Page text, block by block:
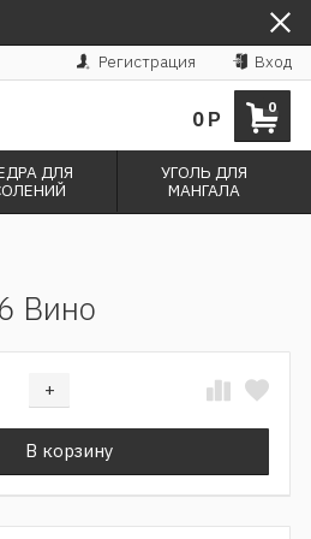
Регистрация Вход
0
0 Р
ДЛЯ
УГОЛЬ ДЛЯ
МАНГАЛА
Вино
+
Добавляется...
В корзину
Добавлен